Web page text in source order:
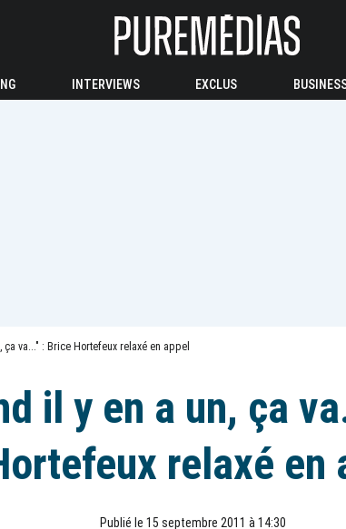
INTERVIEWS EXCLUS
ça va..." : Brice Hortefeux relaxé en appel
il y en a un, ça
relaxé en
Publié le 15 septembre 2011 à 14:30